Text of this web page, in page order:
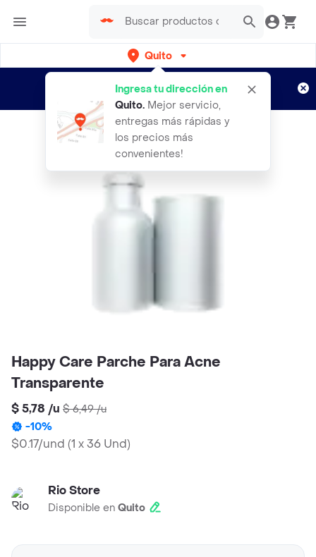
Quito
Ingresa tu dirección en
Quito. Mejor servicio,
entregas más rápidas y
los precios más
convenientes!
envíos gratis por semanas
Aplican TyC
Happy Care Parche Para Acne
Transparente
$ 5,78 /u $ 6,49/u
-10%
$0.17/und (1 x 36 Und)
Rio Store
Disponible en Quito